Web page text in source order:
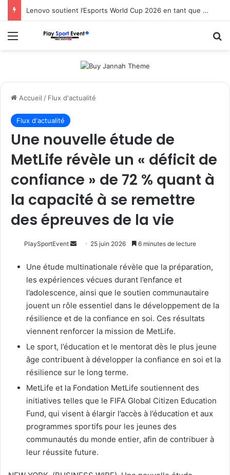
Lenovo soutient l’Esports World Cup 2026 en tant que partenaire fondateur
Menu
Accueil / Flux d'actualité
Flux d'actualité
Une nouvelle étude de
MetLife révèle un « déficit de
confiance » de 72 % quant à
la capacité à se remettre
des épreuves de la vie
PlaySportEvent
Envoyer
courriel
25 juin 2026 6 minutes de lecture
Une étude multinationale révèle que la préparation,
les expériences vécues durant l’enfance et
l’adolescence, ainsi que le soutien communautaire
jouent un rôle essentiel dans le développement de la
résilience et de la confiance en soi. Ces résultats
viennent renforcer la mission de MetLife.
Le sport, l’éducation et le mentorat dès le plus jeune
âge contribuent à développer la confiance en soi et la
résilience sur le long terme.
MetLife et la Fondation MetLife soutiennent des
initiatives telles que le FIFA Global Citizen Education
Fund, qui visent à élargir l’accès à l’éducation et aux
programmes sportifs pour les jeunes des
communautés du monde entier, afin de contribuer à
leur réussite future.